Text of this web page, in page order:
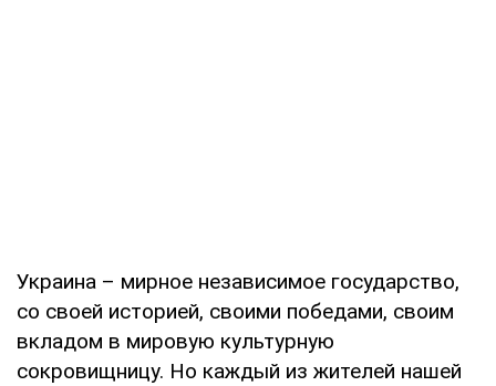
Украина – мирное независимое государство,
со своей историей, своими победами, своим
вкладом в мировую культурную
сокровищницу. Но каждый из жителей нашей